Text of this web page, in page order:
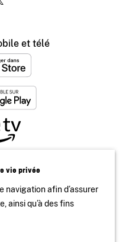
et télé
vie privée
navigation afin d’assurer
ainsi qu’à des fins